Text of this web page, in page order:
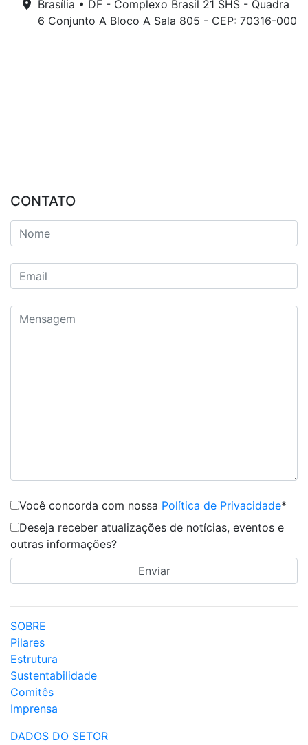
Brasília • DF - Complexo Brasil 21 SHS - Quadra
6 Conjunto A Bloco A Sala 805 - CEP: 70316-000
CONTATO
Você concorda com nossa Política de Privacidade*
Deseja receber atualizações de notícias, eventos e
outras informações?
SOBRE
Pilares
Estrutura
Sustentabilidade
Comitês
Imprensa
DADOS DO SETOR